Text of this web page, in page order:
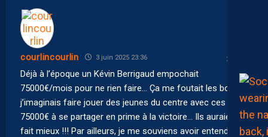
courlincourlin 3 juin 2025 23:36
Déjà à l’époque un Kévin Berrigaud empochait
75000€/mois pour ne rien faire… Ça me foutait les boules,
j’imaginais faire jouer des jeunes du centre avec ces
75000€ à se partager en prime à la victoire… Ils auraient
fait mieux !!! Par ailleurs, je me souviens avoir entendu